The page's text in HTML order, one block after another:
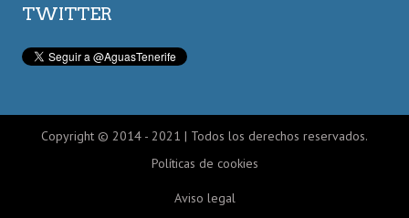
TWITTER
Copyright © 2014 - 2021 | Todos los derechos reservados.
Políticas de cookies
Aviso legal